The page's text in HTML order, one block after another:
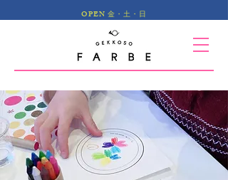
OPEN 金・土・日